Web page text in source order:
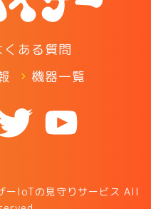
くある質問
機器一覧
IoTの見守りサービス All